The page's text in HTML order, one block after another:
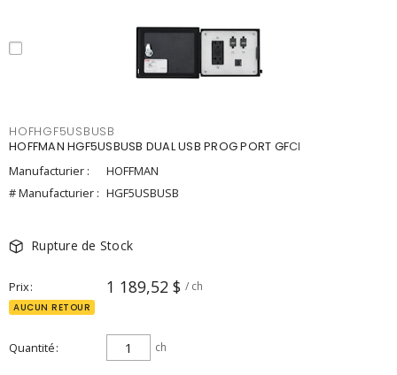
HOFHGF5USBUSB
HOFFMAN HGF5USBUSB DUAL USB PROG PORT GFCI
Manufacturier :
HOFFMAN
# Manufacturier : HGF5USBUSB
Rupture de Stock
Prix 1 189,52 $ / ch
AUCUN RETOUR
Quantité ch